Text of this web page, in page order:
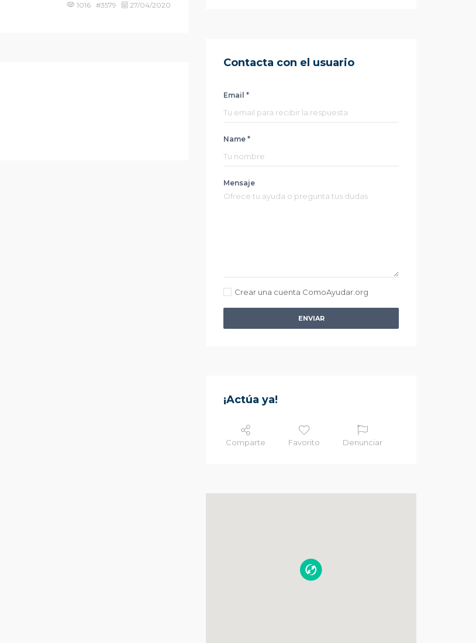
1016 #3579 27/04/2020
Contacta con el usuario
Email *
Name *
Mensaje
Crear una cuenta ComoAyudar.org
ENVIAR
¡Actúa ya!
Comparte Favorito Denunciar